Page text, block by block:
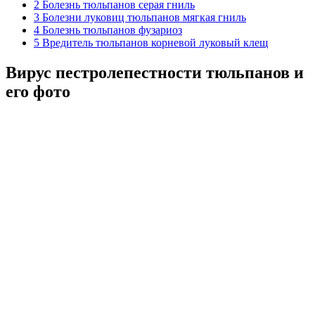
2 Болезнь тюльпанов серая гниль
3 Болезни луковиц тюльпанов мягкая гниль
4 Болезнь тюльпанов фузариоз
5 Вредитель тюльпанов корневой луковый клещ
Вирус пестролепестности тюльпанов и
его фото